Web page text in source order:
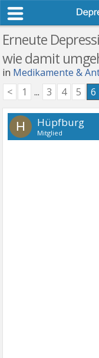
Erneute
wie damit
in Medikamente &
< 1 ... 3 4 5 6
H Hüpfburg
Mitglied